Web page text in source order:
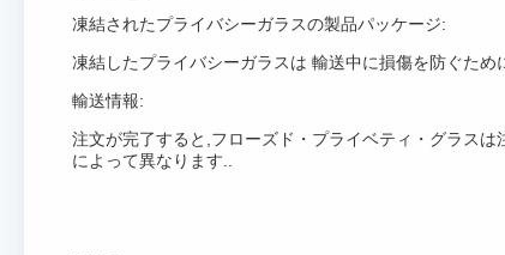
凍結されたプライバシーガラスの製品パッケージ:
凍結したプライバシーガラスは 輸送中に損傷を防ぐた
輸送情報:
注文が完了すると,フローズド・プライベティ・グラス
によって異なります..